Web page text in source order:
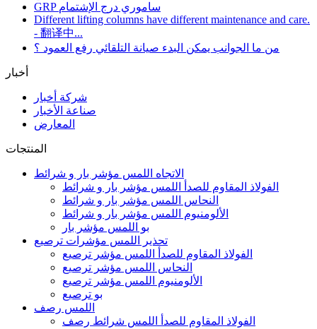
GRP ساموري درج الإشتمام
Different lifting columns have different maintenance and care.
- 翻译中...
من ما الجوانب يمكن البدء صيانة التلقائي رفع العمود ؟
أخبار
شركة أخبار
صناعة الأخبار
المعارض
المنتجات
الاتجاه اللمس مؤشر بار و شرائط
الفولاذ المقاوم للصدأ اللمس مؤشر بار و شرائط
النحاس اللمس مؤشر بار و شرائط
الألومنيوم اللمس مؤشر بار و شرائط
بو اللمس مؤشر بار
تحذير اللمس مؤشرات ترصيع
الفولاذ المقاوم للصدأ اللمس مؤشر ترصيع
النحاس اللمس مؤشر ترصيع
الألومنيوم اللمس مؤشر ترصيع
بو ترصيع
اللمس رصف
الفولاذ المقاوم للصدأ اللمس شرائط رصف